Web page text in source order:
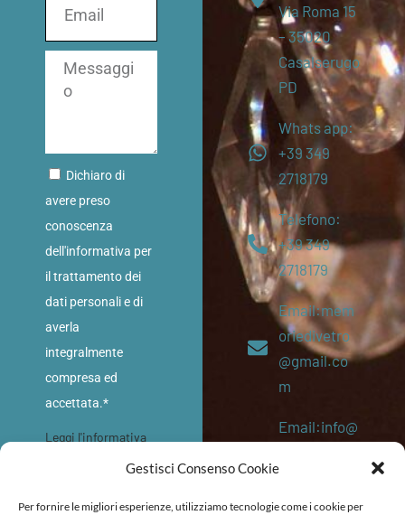
Gestisci Consenso Cookie
Per fornire le migliori esperienze, utilizziamo tecnologie come i cookie per
Dichiaro di
avere preso
conoscenza
dell'informativa per
il trattamento dei
dati personali e di
averla
integralmente
compresa ed
accettata.*
Leggi l'informativa
INVIA
Via Roma 15
– 35020
Casalserugo
PD
Whats app:
+39 349
2718179
Telefono:
+39 349
2718179
Email:mem
oriedivetro
@gmail.co
m
Email:info@
etro.eu